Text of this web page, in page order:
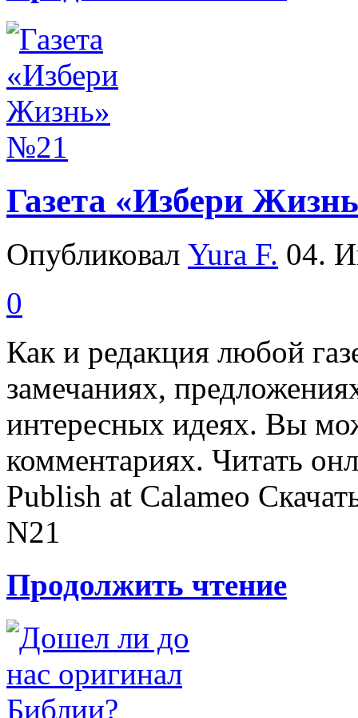
Газета «Избери
Опубликовал Yura F. 04.
0
Как и редакция любой
замечаниях,
интересных идеях. Вы
комментариях. Читать
Publish at Calameo
N21
Продолжить чтение